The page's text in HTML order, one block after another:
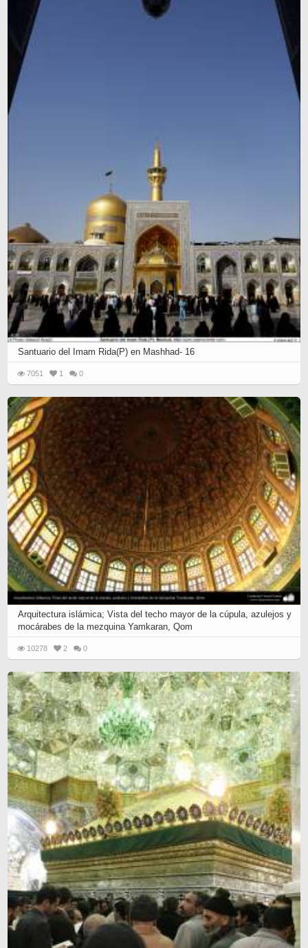
Santuario del Imam Rida(P) en Mashhad- 16
7051 1 0
Arquitectura islámica; Vista del techo mayor de la cúpula, azulejos y
mocárabes de la mezquina Yamkaran, Qom
10278 2 0